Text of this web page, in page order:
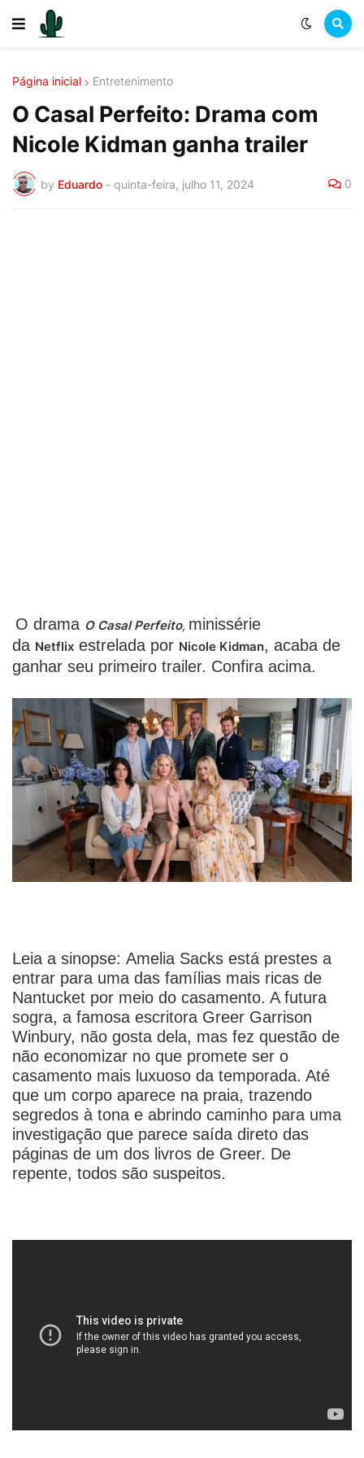
Página inicial Entretenimento
O Casal Perfeito: Drama com
Nicole Kidman ganha trailer
by Eduardo - quinta-feira, julho 11, 2024 0
O drama O Casal Perfeito, minissérie
da Netflix estrelada por Nicole Kidman, acaba de
ganhar seu primeiro trailer. Confira acima.
Leia a sinopse: Amelia Sacks está prestes a
entrar para uma das famílias mais ricas de
Nantucket por meio do casamento. A futura
sogra, a famosa escritora Greer Garrison
Winbury, não gosta dela, mas fez questão de
não economizar no que promete ser o
casamento mais luxuoso da temporada. Até
que um corpo aparece na praia, trazendo
segredos à tona e abrindo caminho para uma
investigação que parece saída direto das
páginas de um dos livros de Greer. De
repente, todos são suspeitos.